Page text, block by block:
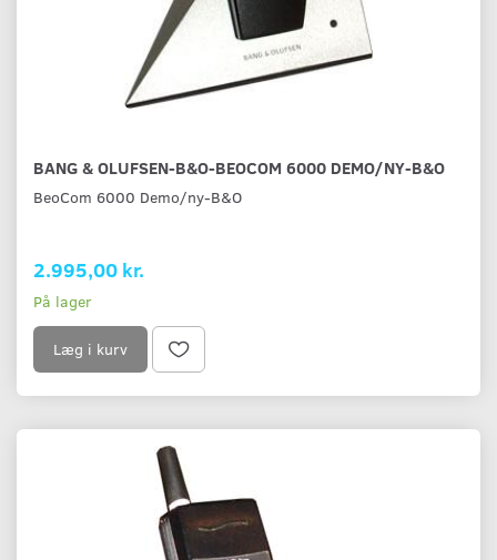
BANG & OLUFSEN-B&O-BEOCOM 6000 DEMO/NY-B&O
BeoCom 6000 Demo/ny-B&O
2.995,00 kr.
På lager
Læg i kurv